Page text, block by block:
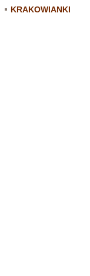
KRAKOWIANKI